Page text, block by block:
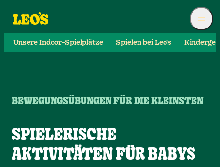
Unsere Indoor-Spielplätze Spielen bei Leo's
SPIELERISCHE
AKTIVITÄTEN FÜR BABYS
BEWEGUNGSÜBUNGEN FÜR DIE KLEINSTEN